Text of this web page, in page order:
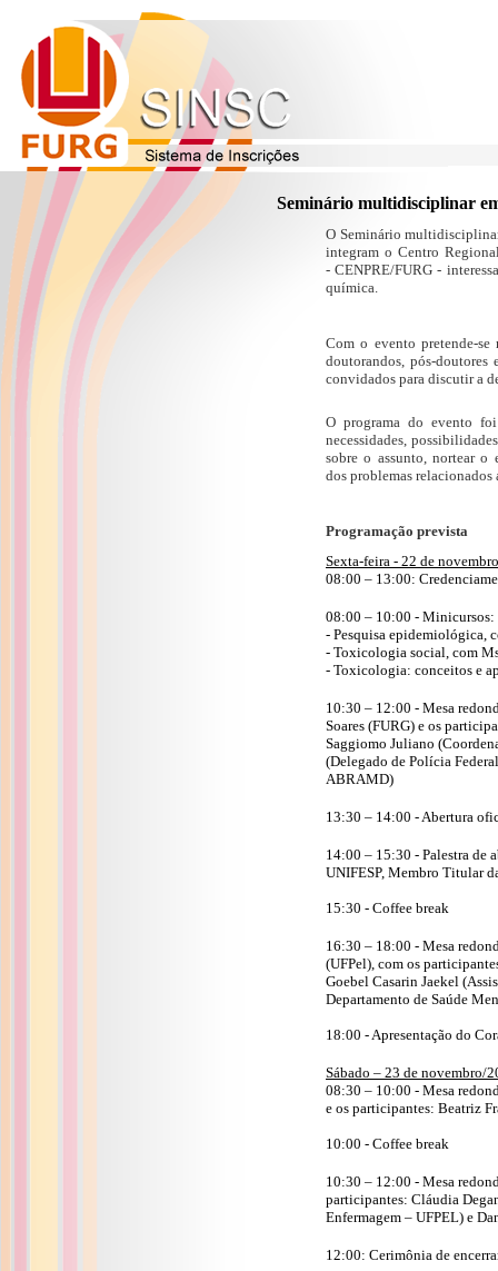
Seminário multidisciplinar
O Seminário
integram o Centro
- CENPRE/FURG -
química.
Com o evento pretende-se
doutorandos, pós-doutores
convidados para discutir a
O programa do evento foi
necessidades,
sobre o assunto, nortear
dos problemas relacionados
Programação prevista
Sexta-feira - 22 de
08:00 – 13:00:
08:00 – 10:00 - Minicursos:
- Pesquisa epidemiológica,
- Toxicologia social, com
- Toxicologia: conceitos e
10:30 – 12:00 - Mesa
Soares (FURG) e os
Saggiomo Juliano
(Delegado de Polícia
ABRAMD)
13:30 – 14:00 - Abertura
14:00 – 15:30 - Palestra de
UNIFESP, Membro Titular
15:30 - Coffee break
16:30 – 18:00 - Mesa
(UFPel), com os
Goebel Casarin Jaekel
Departamento de Saúde
18:00 - Apresentação do
Sábado – 23 de novembro/
08:30 – 10:00 - Mesa
e os participantes: Beatriz
10:00 - Coffee break
10:30 – 12:00 - Mesa
participantes: Cláudia
Enfermagem – UFPEL) e
12:00: Cerimônia de